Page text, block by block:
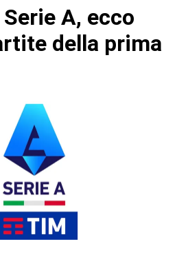
A, ecco
della prima